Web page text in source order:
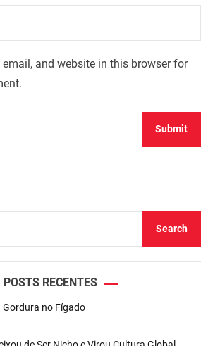
email, and website in this browser for
Search
POSTS RECENTES
Gordura no Fígado